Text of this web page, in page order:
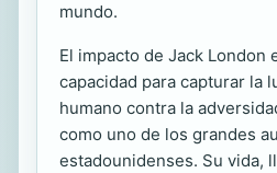
mundo.
El impacto de Jack London
capacidad para capturar la
humano contra la
como uno de los grandes
estadounidenses. Su vida,